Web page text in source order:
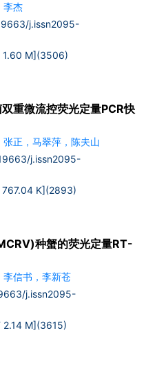
李杰
j.issn2095-
1.60 M](3506)
重微流控荧光定量PCR快
正，马翠萍，陈夫山
j.issn2095-
767.04 K](2893)
种蟹的荧光定量RT-
李信书，李新苍
j.issn2095-
2.14 M](3615)